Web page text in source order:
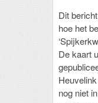
Dit
hoe het
De kaart
nog niet